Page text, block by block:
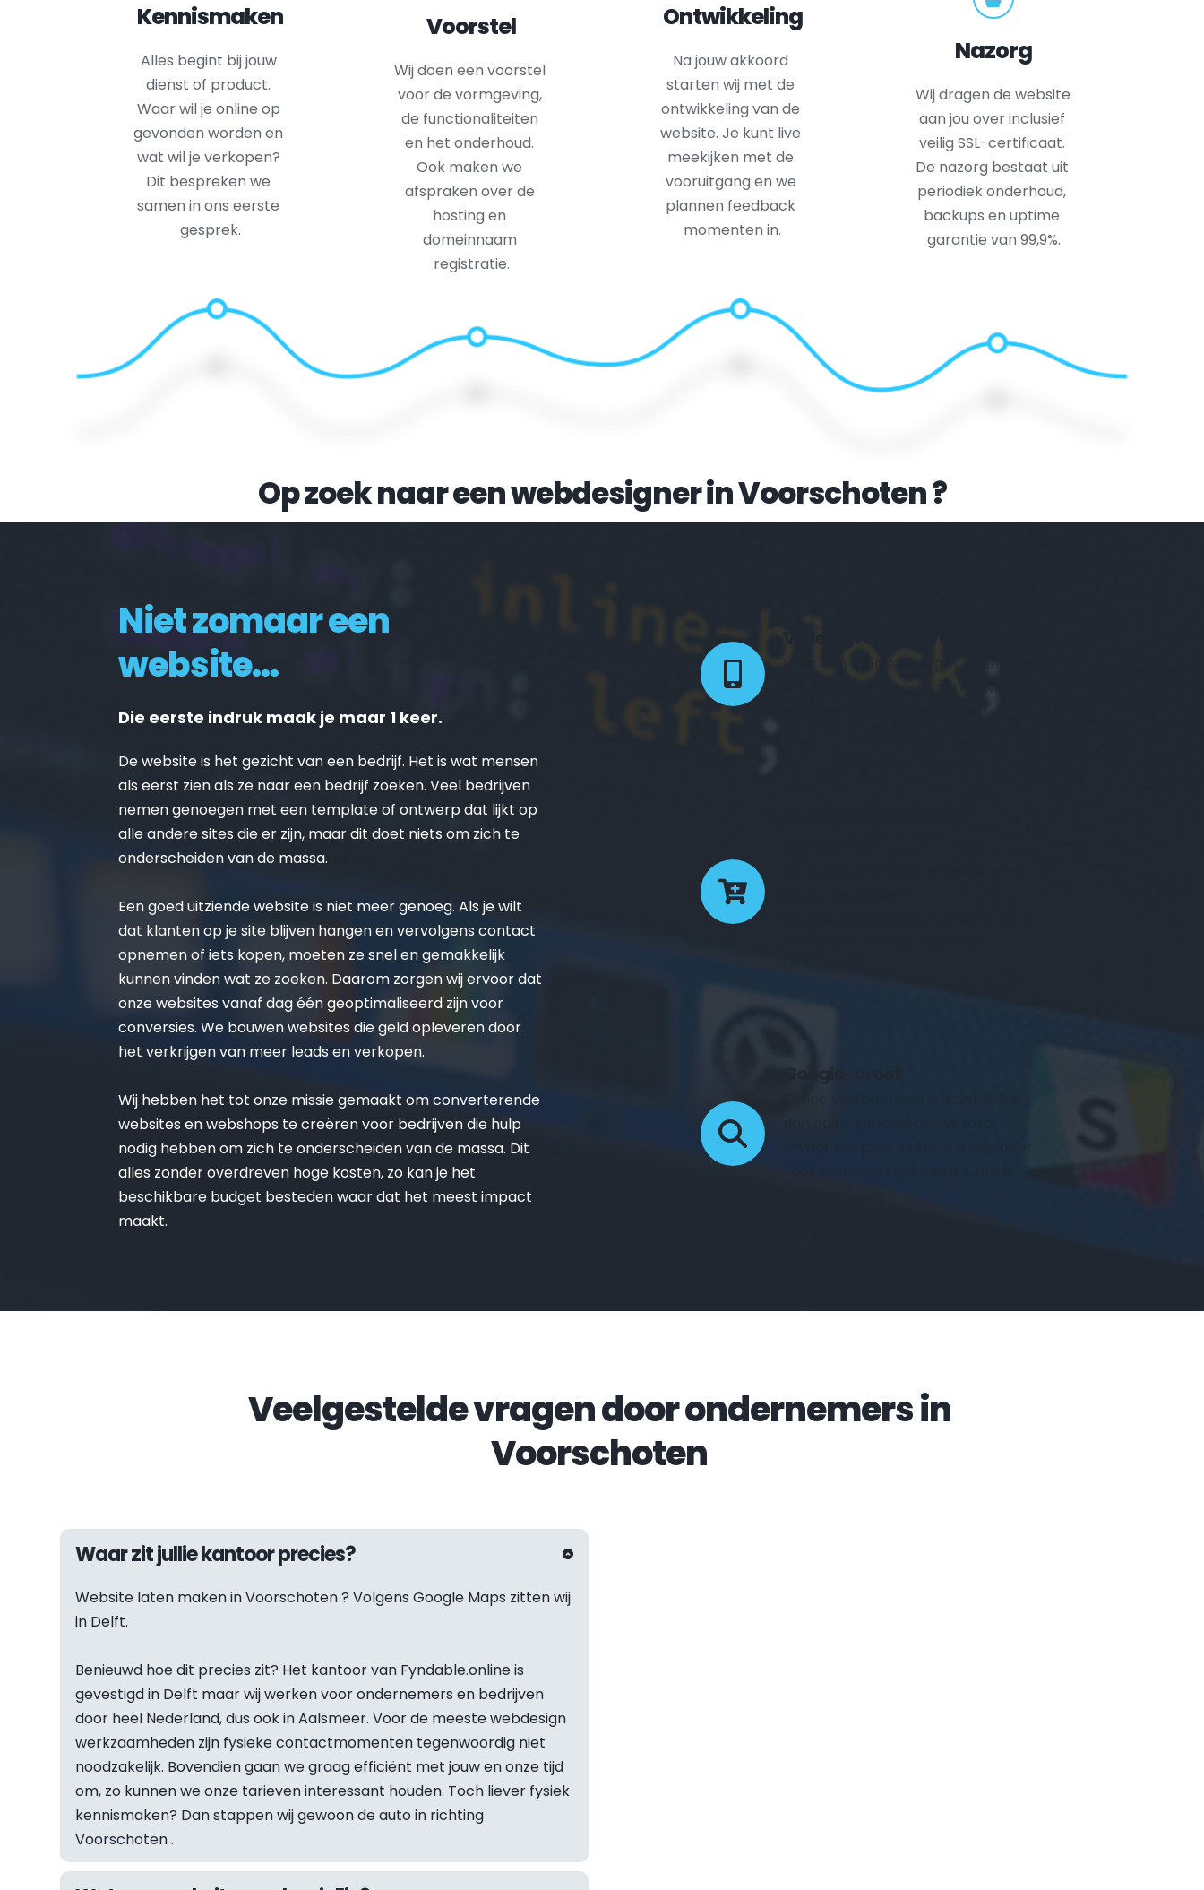
Kennismaken
Alles begint bij jouw
dienst of product.
Waar wil je online op
gevonden worden en
wat wil je verkopen?
Dit bespreken we
samen in ons eerste
gesprek.
Voorstel
Wij doen een voorstel
voor de vormgeving,
de functionaliteiten
en het onderhoud.
Ook maken we
afspraken over de
hosting en
domeinnaam
registratie.
Ontwikkeling
Na jouw akkoord
starten wij met de
ontwikkeling van de
website. Je kunt live
meekijken met de
vooruitgang en we
plannen feedback
momenten in.
Nazorg
Wij dragen de website
aan jou over inclusief
veilig SSL-certificaat.
De nazorg bestaat uit
periodiek onderhoud,
backups en uptime
garantie van 99,9%.
Op zoek naar een webdesigner in Voorschoten ?
Niet zomaar een
website...
Die eerste indruk maak je maar 1 keer.
De website is het gezicht van een bedrijf. Het is wat mensen
als eerst zien als ze naar een bedrijf zoeken. Veel bedrijven
nemen genoegen met een template of ontwerp dat lijkt op
alle andere sites die er zijn, maar dit doet niets om zich te
onderscheiden van de massa.
Een goed uitziende website is niet meer genoeg. Als je wilt
dat klanten op je site blijven hangen en vervolgens contact
opnemen of iets kopen, moeten ze snel en gemakkelijk
kunnen vinden wat ze zoeken. Daarom zorgen wij ervoor dat
onze websites vanaf dag één geoptimaliseerd zijn voor
conversies. We bouwen websites die geld opleveren door
het verkrijgen van meer leads en verkopen.
Wij hebben het tot onze missie gemaakt om converterende
websites en webshops te creëren voor bedrijven die hulp
nodig hebben om zich te onderscheiden van de massa. Dit
alles zonder overdreven hoge kosten, zo kan je het
beschikbare budget besteden waar dat het meest impact
maakt.
producten of diensten op zowel
Voorschoten
Waar zit jullie kantoor precies?
Website laten maken in Voorschoten ? Volgens Google Maps zitten wij
in Delft.
Benieuwd hoe dit precies zit? Het kantoor van Fyndable.online is
gevestigd in Delft maar wij werken voor ondernemers en bedrijven
door heel Nederland, dus ook in Aalsmeer. Voor de meeste webdesign
werkzaamheden zijn fysieke contactmomenten tegenwoordig niet
noodzakelijk. Bovendien gaan we graag efficiënt met jouw en onze tijd
om, zo kunnen we onze tarieven interessant houden. Toch liever fysiek
Voorschoten .